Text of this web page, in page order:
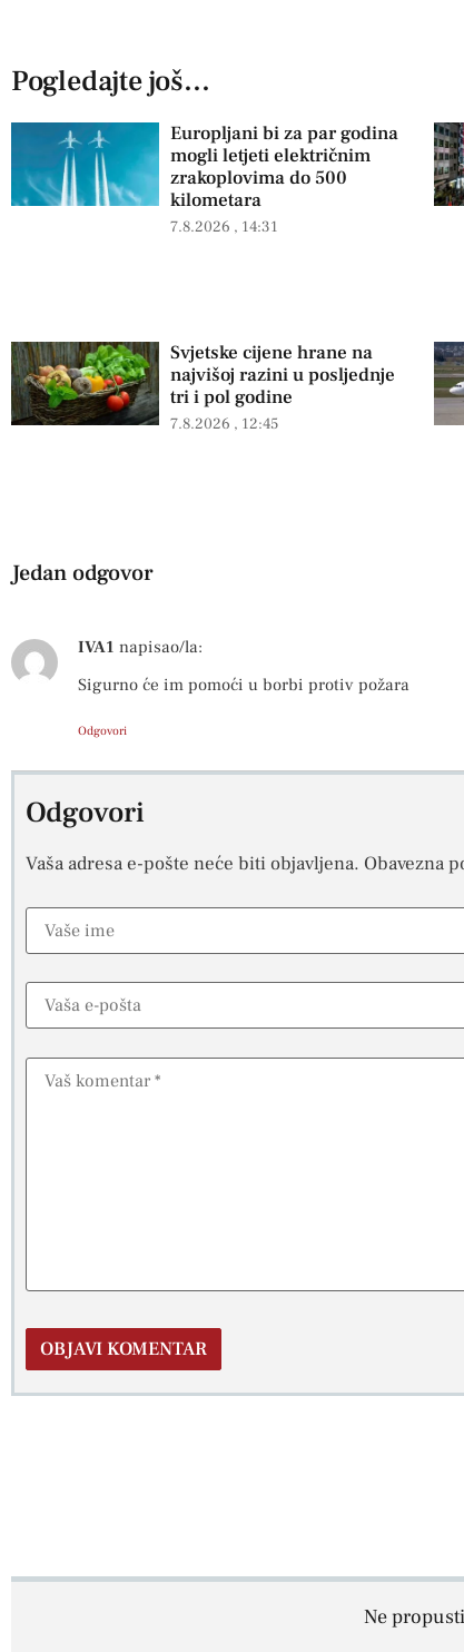
Pogledajte još...
Europljani bi za par godina
mogli letjeti električnim
zrakoplovima do 500
kilometara
7.8.2026 14:31
Svjetske cijene hrane na
najvišoj razini u posljednje
tri i pol godine
7.8.2026 12:45
Jedan odgovor
IVA1 napisao/la:
Sigurno će im pomoći u borbi protiv požara
Odgovori
Odgovori
Vaša adresa e-pošte neće biti objavljena. Obavezna
Ne